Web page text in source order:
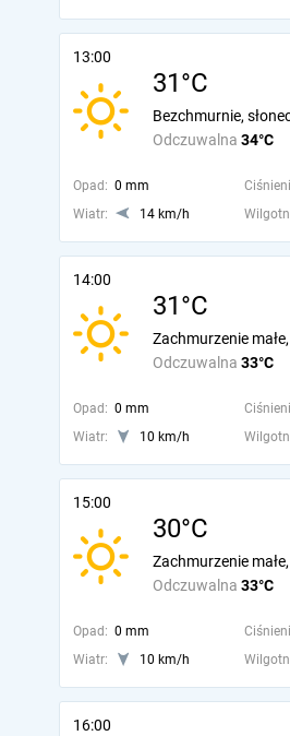
13:00
31°C
Odczuwalna 34°C
Bezchmurnie,
Opad: 0 mm
Wiatr:
14 km/h
14:00
31°C
Odczuwalna 33°C
Zachmurzenie
Opad: 0 mm
Wiatr:
10 km/h
15:00
30°C
Odczuwalna 33°C
Zachmurzenie
Opad: 0 mm
Wiatr:
10 km/h
16:00